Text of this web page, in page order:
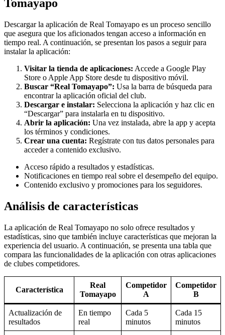
Tomayapo
Descargar la aplicación de Real Tomayapo es un proceso sencillo
que asegura que los aficionados tengan acceso a información en
tiempo real. A continuación, se presentan los pasos a seguir para
instalar la aplicación:
Visitar la tienda de aplicaciones: Accede a Google Play
Store o Apple App Store desde tu dispositivo móvil.
Buscar “Real Tomayapo”: Usa la barra de búsqueda para
encontrar la aplicación oficial del club.
Descargar e instalar: Selecciona la aplicación y haz clic en
“Descargar” para instalarla en tu dispositivo.
Abrir la aplicación: Una vez instalada, abre la app y acepta
los términos y condiciones.
Crear una cuenta: Regístrate con tus datos personales para
acceder a contenido exclusivo.
Acceso rápido a resultados y estadísticas.
Notificaciones en tiempo real sobre el desempeño del equipo.
Contenido exclusivo y promociones para los seguidores.
Análisis de características
La aplicación de Real Tomayapo no solo ofrece resultados y
estadísticas, sino que también incluye características que mejoran la
experiencia del usuario. A continuación, se presenta una tabla que
compara las funcionalidades de la aplicación con otras aplicaciones
de clubes competidores.
Característica
Real
Tomayapo
Competidor
A
Competidor
B
Actualización de
resultados
En tiempo
real
Cada 5
minutos
Cada 15
minutos